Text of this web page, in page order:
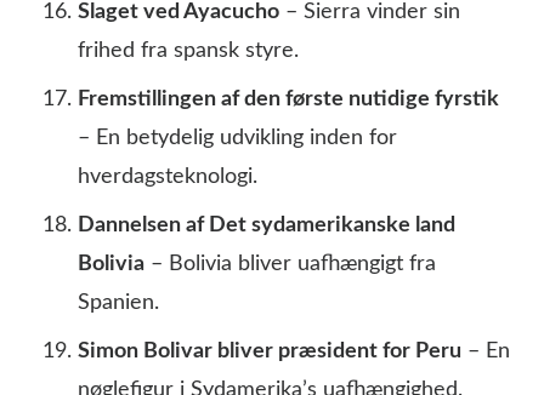
Slaget ved Ayacucho – Sierra vinder sin
frihed fra spansk styre.
Fremstillingen af den første nutidige fyrstik
– En betydelig udvikling inden for
hverdagsteknologi.
Dannelsen af Det sydamerikanske land
Bolivia – Bolivia bliver uafhængigt fra
Spanien.
Simon Bolivar bliver præsident for Peru – En
nøglefigur i Sydamerika’s uafhængighed.